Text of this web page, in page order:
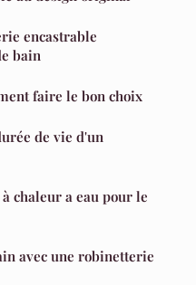
encastrable
bain
faire le bon choix
de vie d'un
chaleur a eau pour le
avec une robinetterie